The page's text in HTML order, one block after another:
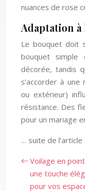
nuances de rose
Adaptation à
Le bouquet doit
bouquet simple
décorée, tandis
s’accorder à
ou extérieur)
résistance. Des
pour un mariage
… suite de l’article
Voilage en
une touche
pour vos